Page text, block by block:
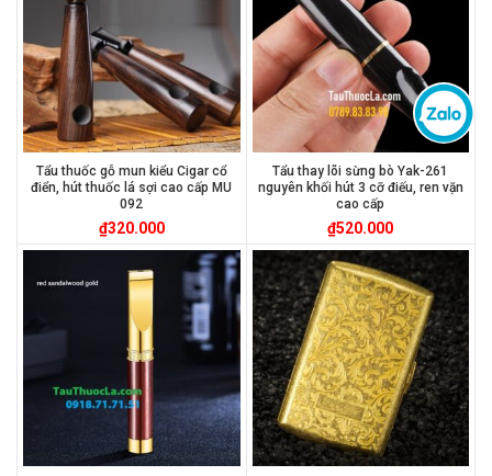
Tẩu thuốc gỗ mun kiểu Cigar cổ
điển, hút thuốc lá sợi cao cấp MU
092
₫320.000
Tẩu thay lõi sừng bò Yak-261
nguyên khối hút 3 cỡ điếu, ren vặn
cao cấp
₫520.000